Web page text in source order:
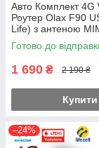
Авто Комплект 4G
Роутер Olax F90
Life) з антеною
2×16dbi Магніт 3 м.
Готово до
1 690 ₴ 2 190 ₴
Купити
–24%